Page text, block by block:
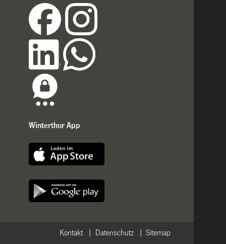
Winterthur App
Sitemap
Datenschutz
Kontakt